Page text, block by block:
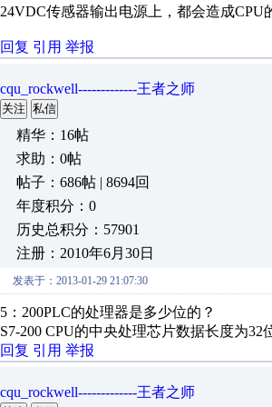
24VDC传感器输出电源上，都会造成CPU
回复 引用 举报
cqu_rockwell-------------王者之师
关注 私信
精华：16帖
求助：0帖
帖子：686帖 | 8694回
年度积分：0
历史总积分：57901
注册：2010年6月30日
发表于：2013-01-29 21:07:30
5：200PLC的处理器是多少位的？
S7-200 CPU的中央处理芯片数据长度为
回复 引用 举报
cqu_rockwell-------------王者之师